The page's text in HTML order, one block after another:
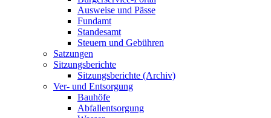
Ausweise und Pässe
Fundamt
Standesamt
Steuern und Gebühren
Satzungen
Sitzungsberichte
Sitzungsberichte (Archiv)
Ver- und Entsorgung
Bauhöfe
Abfallentsorgung